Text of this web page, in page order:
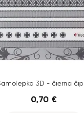
3D - čierna
0,70 €